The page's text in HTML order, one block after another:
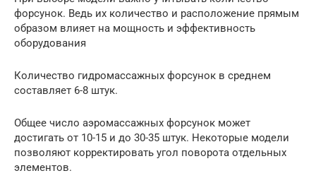
форсунок. Ведь их количество и расположение прямым
образом влияет на мощность и эффективность
оборудования
Количество гидромассажных форсунок в среднем
составляет 6-8 штук.
Общее число аэромассажных форсунок может
достигать от 10-15 и до 30-35 штук. Некоторые модели
позволяют корректировать угол поворота отдельных
элементов.